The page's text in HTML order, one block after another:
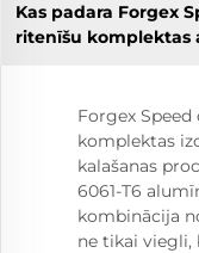
Kas padara Forgex
ritenīšu komplektas
Forgex
komplektas
kalašanas
6061-T6
kombinācija
ne tikai